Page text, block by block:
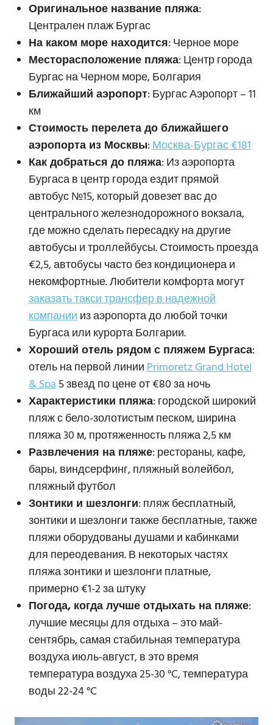
Оригинальное название пляжа:
Централен плаж Бургас
На каком море находится: Черное море
Месторасположение пляжа: Центр города
Бургас на Черном море, Болгария
Ближайший аэропорт: Бургас Аэропорт – 11
км
Стоимость перелета до ближайшего
аэропорта из Москвы:Москва-Бургас €181
Как добраться до пляжа: Из аэропорта
Бургаса в центр города ездит прямой
автобус №15, который довезет вас до
центрального железнодорожного вокзала,
где можно сделать пересадку на другие
автобусы и троллейбусы. Стоимость проезда
€2,5, автобусы часто без кондиционера и
некомфортные. Любители комфорта могут
заказать такси трансфер в надежной
компаниииз аэропорта до любой точки
Бургаса или курорта Болгарии.
Хороший отель рядом с пляжем Бургаса:
отель на первой линииPrimoretz Grand Hotel
& Spa5 звезд по цене от €80 за ночь
Характеристики пляжа: городской широкий
пляж с бело-золотистым песком, ширина
пляжа 30 м, протяженность пляжа 2,5 км
Развлечения на пляже: рестораны, кафе,
бары, виндсерфинг, пляжный волейбол,
пляжный футбол
Зонтики и шезлонги: пляж бесплатный,
зонтики и шезлонги также бесплатные, также
пляжи оборудованы душами и кабинками
для переодевания. В некоторых частях
пляжа зонтики и шезлонги платные,
примерно €1-2 за штуку
Погода, когда лучше отдыхать на пляже:
лучшие месяцы для отдыха – это май-
сентябрь, самая стабильная температура
воздуха июль-август, в это время
температура воздуха 25-30 °C, температура
воды 22-24 °C